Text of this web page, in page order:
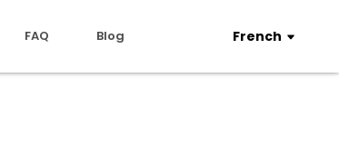
FAQ Blog French